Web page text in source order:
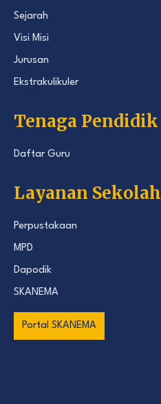
Sejarah
Visi Misi
Jurusan
Ekstrakulikuler
Tenaga Pendidik
Daftar Guru
Layanan Sekolah
Perpustakaan
MPD
Dapodik
SKANEMA
Portal SKANEMA